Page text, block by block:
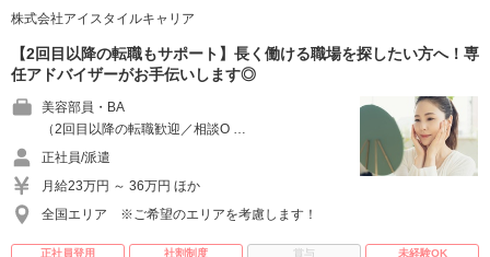
株式会社アイスタイルキャリア
【2回目以降の転職もサポート】長く働ける職場を探したい方へ！専
任アドバイザーがお手伝いします◎
美容部員・BA
（2回目以降の転職歓迎／相談O …
正社員/派遣
月給23万円 ～ 36万円 ほか
全国エリア ※ご希望のエリアを考慮します！
正社員登用 社割制度 賞与
未経験OK